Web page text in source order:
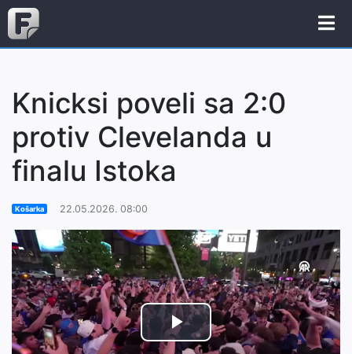
Knicksi poveli sa 2:0
protiv Clevelanda u
finalu Istoka
Košarka 22.05.2026. 08:00
Play